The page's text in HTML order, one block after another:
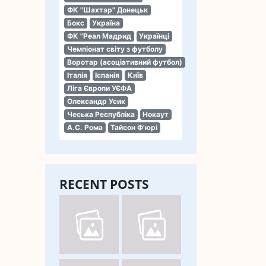
ФК "Шахтар" Донецьк
Бокс
Україна
ФК "Реал Мадрид
Українці
Чемпіонат світу з футболу
Воротар (асоціативний футбол)
Італія
Іспанія
Київ
Ліга Європи УЄФА
Олександр Усик
Чеська Республіка
Нокаут
А.С. Рома
Тайсон Ф'юрі
RECENT POSTS